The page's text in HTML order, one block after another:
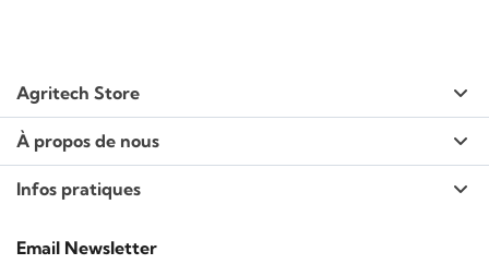
Agritech Store
À propos de nous
Infos pratiques
Email Newsletter